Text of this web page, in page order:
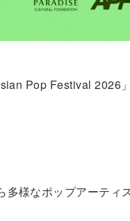
Pop Festival 2026
多様なポップアーティ